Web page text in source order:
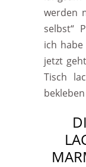
werden
selbst“
ich
jetzt
Tisch
bekleben